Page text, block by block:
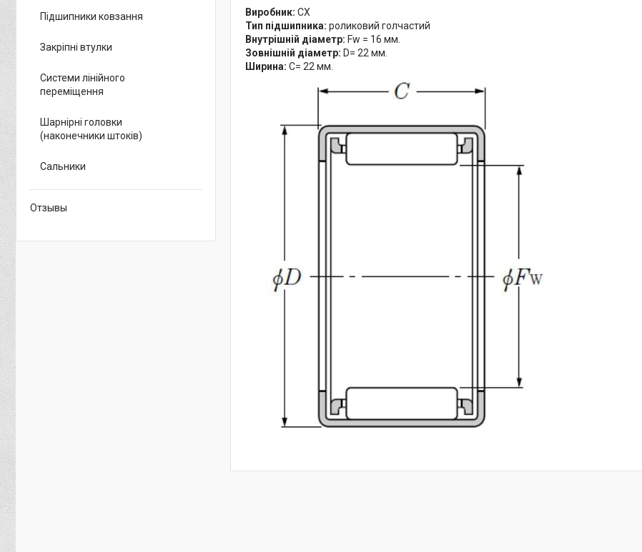
Виробник: CX
Тип підшипника: роликовий голчастий
Внутрішній діаметр: Fw = 16 мм.
Зовнішній діаметр: D= 22 мм.
Ширина: С= 22 мм.
Підшипники ковзання
Закріпні втулки
Системи лінійного
переміщення
Шарнірні головки
(наконечники штоків)
Сальники
Отзывы